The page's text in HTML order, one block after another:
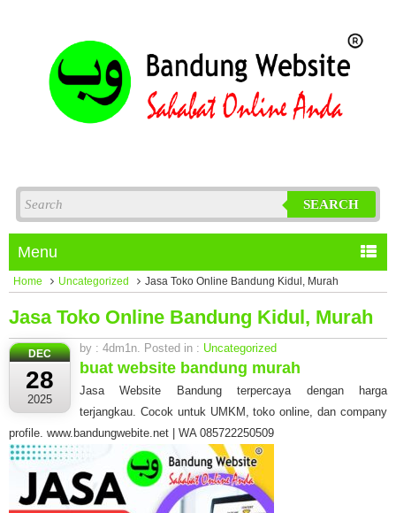
SEARCH
Menu
Home Uncategorized Jasa Toko Online Bandung Kidul, Murah
Jasa Toko Online Bandung Kidul, Murah
DEC
28
2025
by : 4dm1n. Posted in : Uncategorized
buat website bandung murah
Jasa Website Bandung terpercaya dengan harga
terjangkau. Cocok untuk UMKM, toko online, dan company
profile. www.bandungwebite.net | WA 085722250509